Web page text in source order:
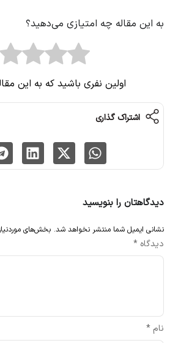
به این مقاله چه امتیازی می‌دهید؟
اولین نفری باشید که به این
اشتراک گذاری
دیدگاهتان را بنویسید
نشانی ایمیل شما منتشر نخواهد شد. بخش‌های
دیدگاه *
نام *